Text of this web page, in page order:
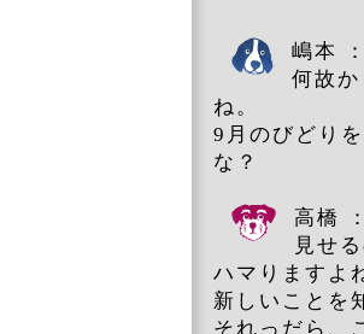
嶋本
何故
ね。
9月のびどり
な？
高橋
見せ
ハマりますよ
新しいことを
それっだら